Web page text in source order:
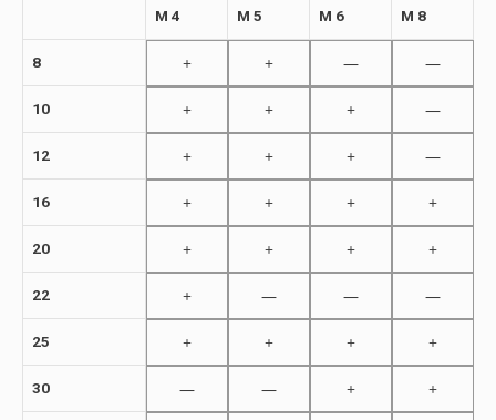
M 4 M 5 M 6 M 8
8 + + — —
10 + + + —
12 + + + —
16 + + + +
20 + + + +
22 + — — —
25 + + + +
30 — — + +